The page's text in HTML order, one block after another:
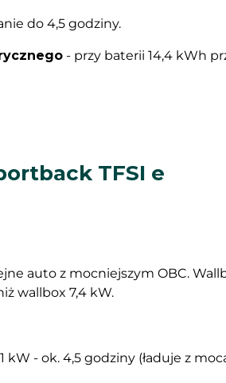
do 4,5 godziny.
- przy baterii 14,4 kWh
TFSI e
auto z mocniejszym OBC.
wallbox 7,4 kW.
kW - ok. 4,5 godziny (ładuje z